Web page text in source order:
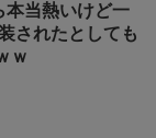
本当熱いけど一
されたとしても
ｗ